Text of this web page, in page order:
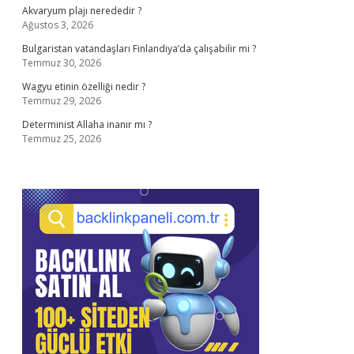
Akvaryum plajı nerededir ?
Ağustos 3, 2026
Bulgaristan vatandaşları Finlandiya’da çalışabilir mi ?
Temmuz 30, 2026
Wagyu etinin özelliği nedir ?
Temmuz 29, 2026
Determinist Allaha inanır mı ?
Temmuz 25, 2026